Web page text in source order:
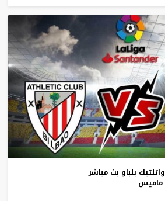
واتلتيك بلباو بث مباشر
ماميس